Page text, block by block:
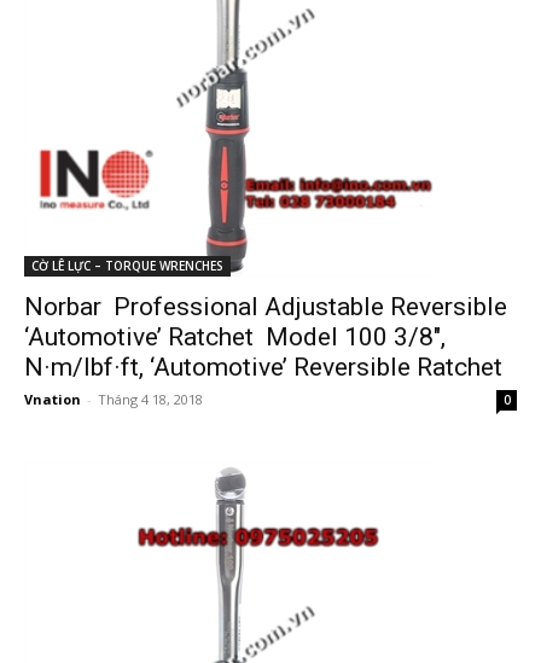
CỜ LÊ LỰC – TORQUE WRENCHES
Norbar Professional Adjustable Reversible
‘Automotive’ Ratchet Model 100 3/8″,
N·m/lbf·ft, ‘Automotive’ Reversible Ratchet
Vnation - Tháng 4 18, 2018 0